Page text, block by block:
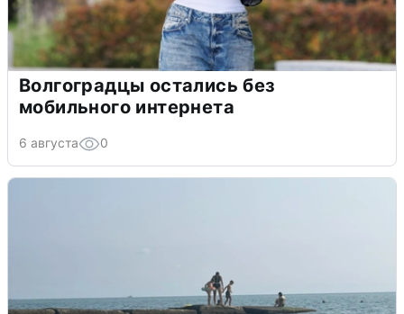
Волгоградцы остались без
мобильного интернета
6 августа 0